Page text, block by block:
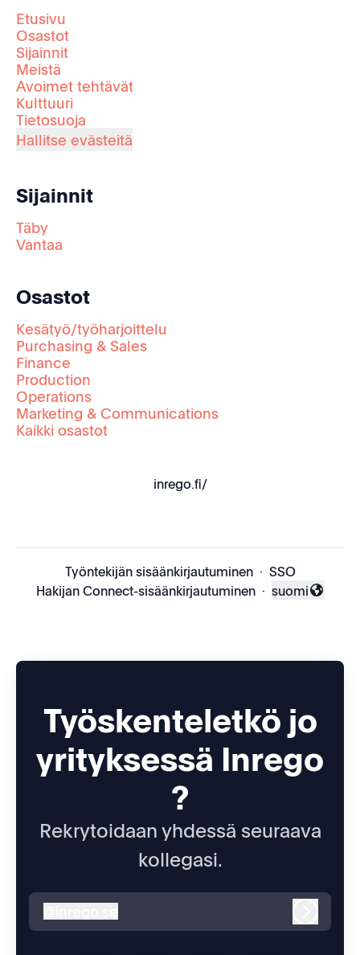
Etusivu
Osastot
Sijainnit
Meistä
Avoimet tehtävät
Kulttuuri
Tietosuoja
Hallitse evästeitä
Sijainnit
Täby
Vantaa
Osastot
Kesätyö/työharjoittelu
Purchasing & Sales
Finance
Production
Operations
Marketing & Communications
Kaikki osastot
inrego.fi/
Työntekijän sisäänkirjautuminen · SSO
Hakijan Connect-sisäänkirjautuminen · Vaihda kieli
suomi
Työskenteletkö jo
yrityksessä Inrego
?
Rekrytoidaan yhdessä seuraava
kollegasi.
inrego.se